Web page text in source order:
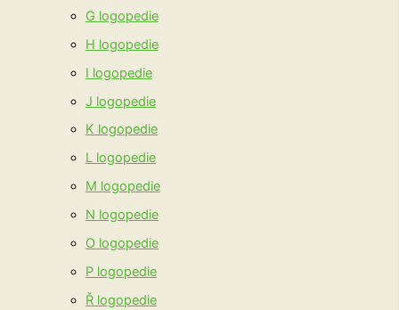
G logopedie
H logopedie
I logopedie
J logopedie
K logopedie
L logopedie
M logopedie
N logopedie
O logopedie
P logopedie
Ř logopedie